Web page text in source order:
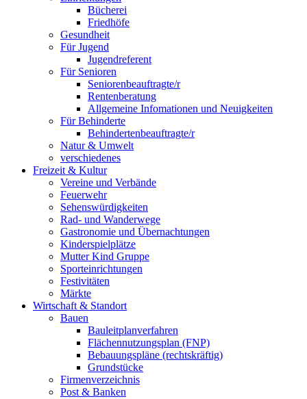
Bücherei
Friedhöfe
Gesundheit
Für Jugend
Jugendreferent
Für Senioren
Seniorenbeauftragte/r
Rentenberatung
Allgemeine Infomationen und Neuigkeiten
Für Behinderte
Behindertenbeauftragte/r
Natur & Umwelt
verschiedenes
Freizeit & Kultur
Vereine und Verbände
Feuerwehr
Sehenswürdigkeiten
Rad- und Wanderwege
Gastronomie und Übernachtungen
Kinderspielplätze
Mutter Kind Gruppe
Sporteinrichtungen
Festivitäten
Märkte
Wirtschaft & Standort
Bauen
Bauleitplanverfahren
Flächennutzungsplan (FNP)
Bebauungspläne (rechtskräftig)
Grundstücke
Firmenverzeichnis
Post & Banken